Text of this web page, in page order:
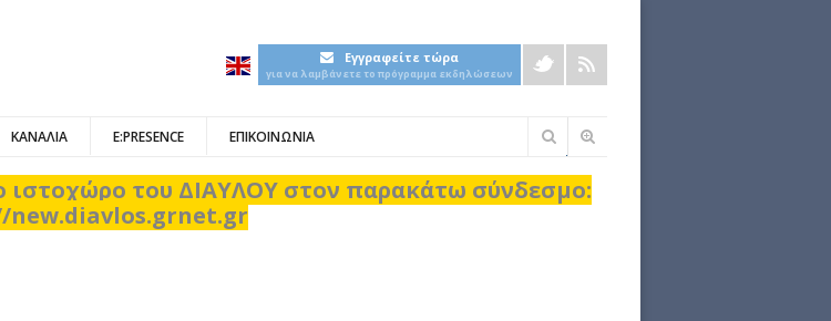
Εγγραφείτε τώρα
για να λαμβάνετε το πρόγραμμα εκδηλώσεων
ΚΑΝΑΛΙΑ E:PRESENCE ΕΠΙΚΟΙΝΩΝΙΑ
Φόρμα
αναζήτησης
ιστοχώρο του ΔΙΑΥΛΟΥ στον παρακάτω σύνδεσμο:
new.diavlos.grnet.gr